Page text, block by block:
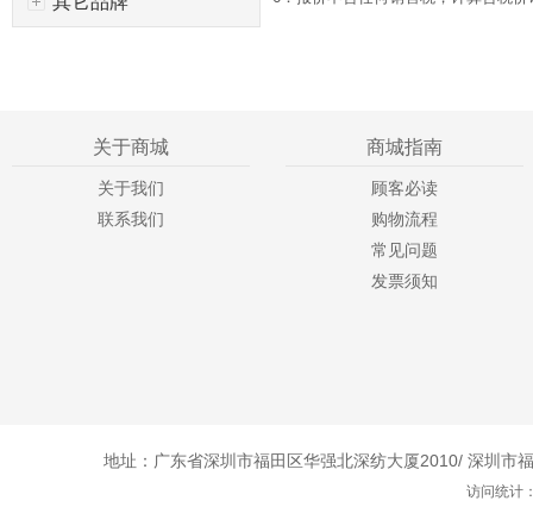
关于商城
关于我们
联系我们
商城指南
顾客必读
购物流程
常见问题
发票须知
地址：广东省深圳市福田区华强北深纺大厦2010/ 深圳市
访问统计